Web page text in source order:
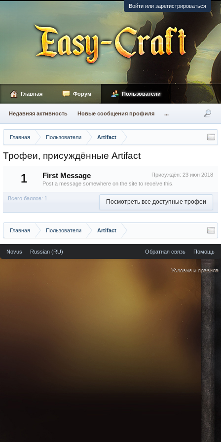
Войти или зарегистрироваться
Главная Пользователи Artifact
Трофеи, присуждённые Artifact
1 Присуждён: 23 июн 2018
First Message
Post a message somewhere on the site to receive this.
Всего баллов: 1 Посмотреть все доступные трофеи
Главная Пользователи Artifact
Главная Форум Пользователи
Недавняя активность Новые сообщения профиля ...
Novus Russian (RU) Обратная связь Помощь
Условия и правила